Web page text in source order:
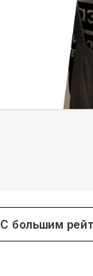
С большим